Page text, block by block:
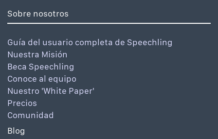
Sobre nosotros
Guía del usuario completa de Speechling
Nuestra Misión
Beca Speechling
Conoce al equipo
Nuestro 'White Paper'
Precios
Comunidad
Blog